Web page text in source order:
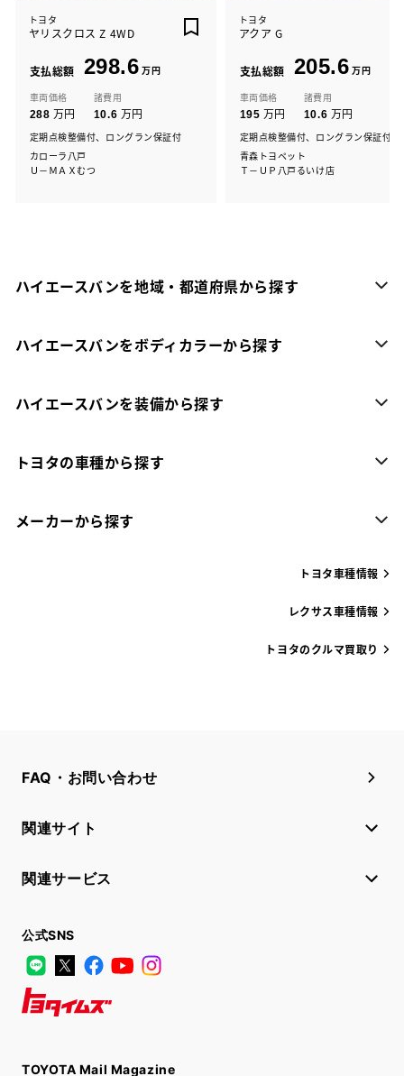
トヨタ
ヤリスクロス Z 4WD
支払総額 298.6 万円
車両価格
288 万円
諸費用
10.6 万円
定期点検整備付、ロングラン保証付
カローラ八戸
Ｕ－ＭＡＸむつ
トヨタ
アクア G
支払総額 205.6 万円
車両価格
195 万円
諸費用
10.6 万円
定期点検整備付、ロングラン保証付
青森トヨペット
Ｔ－ＵＰ八戸るいけ店
ハイエースバンを地域・都道府県から探す
ハイエースバンをボディカラーから探す
ハイエースバンを装備から探す
トヨタの車種から探す
メーカーから探す
トヨタ車種情報
レクサス車種情報
トヨタのクルマ買取り
FAQ・お問い合わせ
関連サイト
関連サービス
公式SNS
LINE
X FacebookYouTube
TOYOTA Mail Magazine